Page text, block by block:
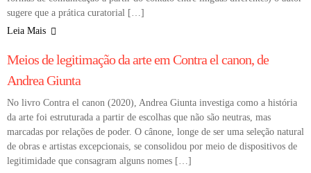
sugere que a prática curatorial […]
Leia Mais
COLUNA
Meios de legitimação da arte em Contra el canon, de
Andrea Giunta
No livro Contra el canon (2020), Andrea Giunta investiga como a história
da arte foi estruturada a partir de escolhas que não são neutras, mas
marcadas por relações de poder. O cânone, longe de ser uma seleção natural
de obras e artistas excepcionais, se consolidou por meio de dispositivos de
legitimidade que consagram alguns nomes […]